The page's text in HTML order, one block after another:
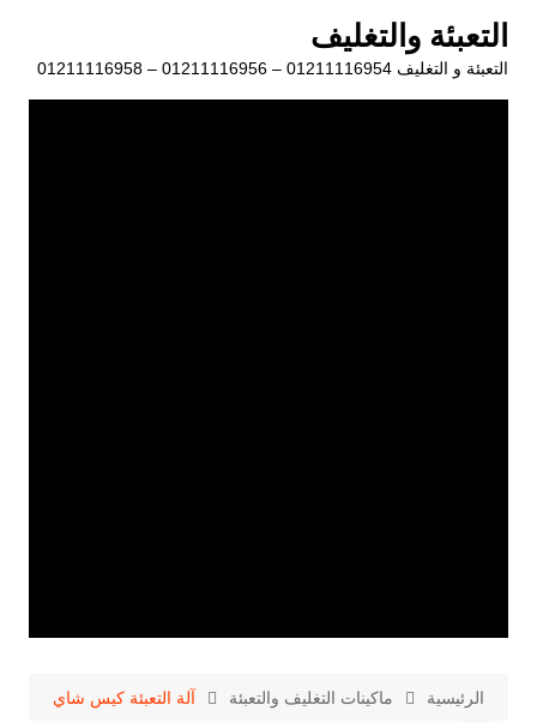
المحتوى
التعبئة والتغليف
التعبئة و التغليف 01211116954 – 01211116956 – 01211116958
الرئيسية ماكينات التغليف والتعبئة آلة التعبئة كيس شاي